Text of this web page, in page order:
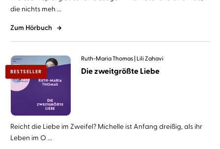
die nichts meh ...
Zum Hörbuch
BESTSELLER
Ruth-Maria Thomas Lili Zahavi
Die zweitgrößte Liebe
Reicht die Liebe im Zweifel? Michelle ist Anfang dreißig, als ihr
Leben im O ...